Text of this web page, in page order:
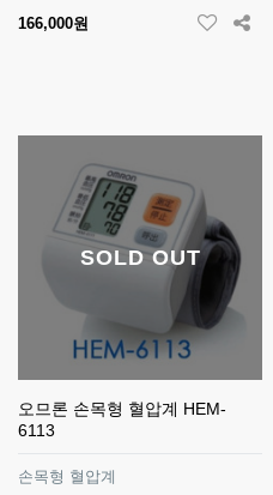
166,000원
SOLD OUT
오므론 손목형 혈압계 HEM-
6113
손목형 혈압계